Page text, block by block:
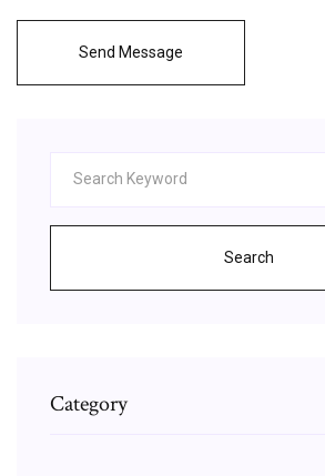
Send Message
Search
Category